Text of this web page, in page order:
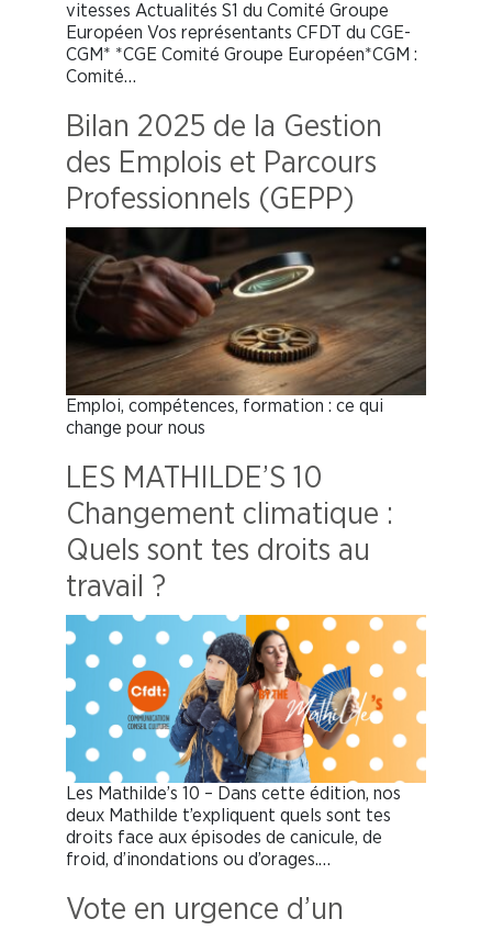
vitesses Actualités S1 du Comité Groupe
Européen Vos représentants CFDT du CGE-
CGM* *CGE Comité Groupe Européen*CGM :
Comité…
Bilan 2025 de la Gestion
des Emplois et Parcours
Professionnels (GEPP)
Emploi, compétences, formation : ce qui
change pour nous
LES MATHILDE’S 10
Changement climatique :
Quels sont tes droits au
travail ?
Les Mathilde’s 10 – Dans cette édition, nos
deux Mathilde t’expliquent quels sont tes
droits face aux épisodes de canicule, de
froid, d’inondations ou d’orages.…
Vote en urgence d’un